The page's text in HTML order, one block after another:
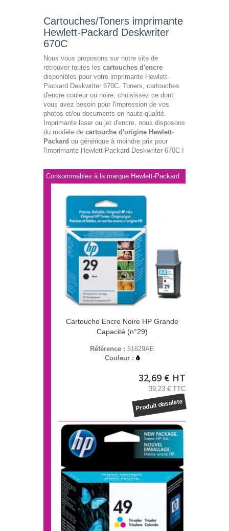
Cartouches/Toners imprimante
Hewlett-Packard Deskwriter
670C
Nous vous proposons sur notre site de
retrouver toutes les cartouches d'encre
disponibles pour votre imprimante Hewlett-
Packard Deskwriter 670C. Toners, cartouches
d'encre couleur ou noire, choisissez ce dont
vous avez besoin pour l'impression de vos
photos et/ou documents en haute qualité.
Imprimante laser ou jet d'encre, nous disposons
du modèle de cartouche d'origine Hewlett-
Packard ou générique à moindre prix pour
l'imprimante Hewlett-Packard Deskwriter 670C !
Consommables à la marque Hewlett-Packard
Cartouche Encre Noire HP Grande
Capacité (n°29)
Référence : 51629AE
Couleur :
32,69 € HT
39,23 € TTC
Produit obsolète